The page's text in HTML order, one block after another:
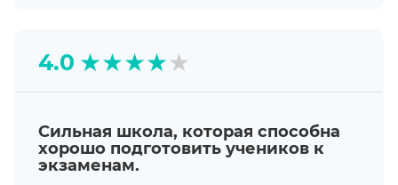
4.0 ★★★★★
Сильная школа, которая способна
хорошо подготовить учеников к
экзаменам.